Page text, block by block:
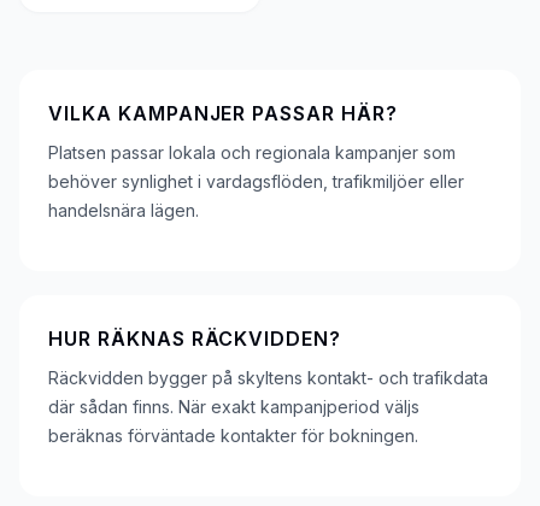
VILKA KAMPANJER PASSAR HÄR?
Platsen passar lokala och regionala kampanjer som
behöver synlighet i vardagsflöden, trafikmiljöer eller
handelsnära lägen.
HUR RÄKNAS RÄCKVIDDEN?
Räckvidden bygger på skyltens kontakt- och trafikdata
där sådan finns. När exakt kampanjperiod väljs
beräknas förväntade kontakter för bokningen.